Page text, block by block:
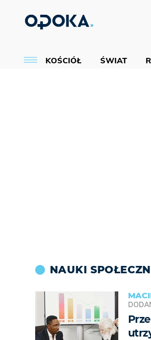
KOŚCIÓŁ ŚWIAT
NAUKI